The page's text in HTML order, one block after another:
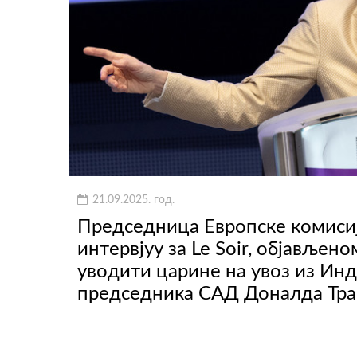
21.09.2025. год.
Председница Европске
интервјуу за Le Soir,
уводити царине на увоз из
председника САД Доналда